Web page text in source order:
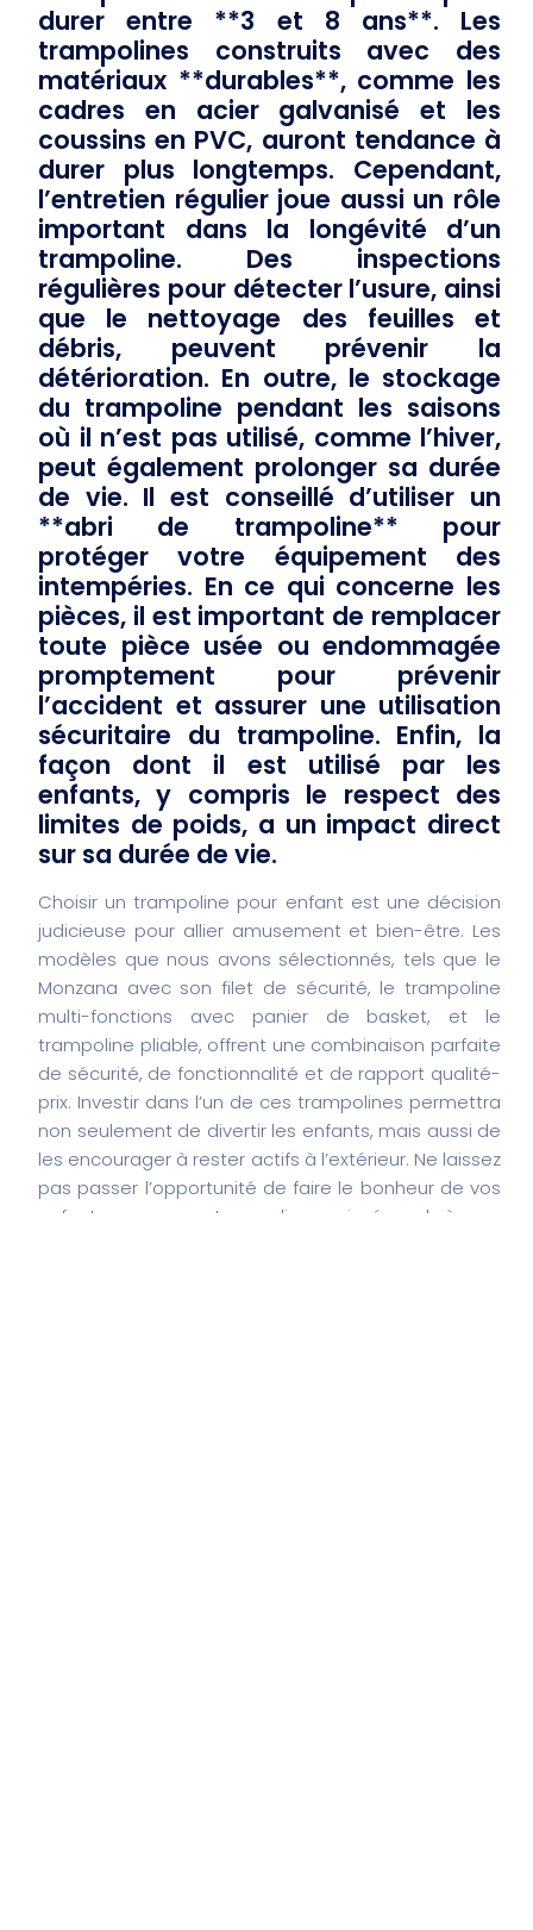
durer entre **3 et 8 ans**. Les
trampolines construits avec des
matériaux **durables**, comme les
cadres en acier galvanisé et les
coussins en PVC, auront tendance à
durer plus longtemps. Cependant,
l’entretien régulier joue aussi un rôle
important dans la longévité d’un
trampoline. Des inspections
régulières pour détecter l’usure, ainsi
que le nettoyage des feuilles et
débris, peuvent prévenir la
détérioration. En outre, le stockage
du trampoline pendant les saisons
où il n’est pas utilisé, comme l’hiver,
peut également prolonger sa durée
de vie. Il est conseillé d’utiliser un
**abri de trampoline** pour
protéger votre équipement des
intempéries. En ce qui concerne les
pièces, il est important de remplacer
toute pièce usée ou endommagée
promptement pour prévenir
l’accident et assurer une utilisation
sécuritaire du trampoline. Enfin, la
façon dont il est utilisé par les
enfants, y compris le respect des
limites de poids, a un impact direct
sur sa durée de vie.
Choisir un trampoline pour enfant est une décision
judicieuse pour allier amusement et bien-être. Les
modèles que nous avons sélectionnés, tels que le
Monzana avec son filet de sécurité, le trampoline
multi-fonctions avec panier de basket, et le
trampoline pliable, offrent une combinaison parfaite
de sécurité, de fonctionnalité et de rapport qualité-
prix. Investir dans l’un de ces trampolines permettra
non seulement de divertir les enfants, mais aussi de
les encourager à rester actifs à l’extérieur. Ne laissez
pas passer l’opportunité de faire le bonheur de vos
enfants avec un trampoline qui répond à vos